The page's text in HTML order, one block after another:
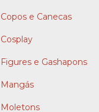
Copos e Canecas
Cosplay
Figures e Gashapons
Mangás
Moletons